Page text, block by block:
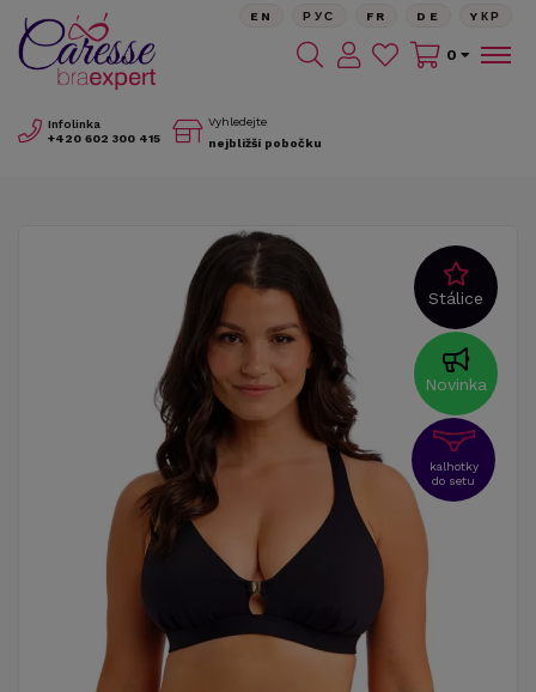
Infolinka
+420 602 300 415
Vyhledejte
nejbližší pobočku
EN РУС FR DE YКР
0
Stálice
Novinka
kalhotky
do setu